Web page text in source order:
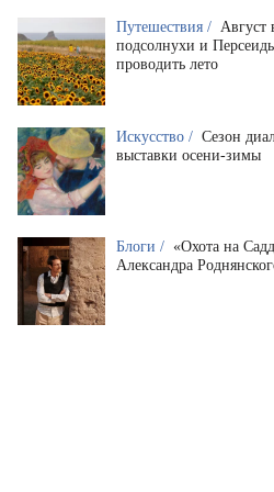
Путешествия / Август
подсолнухи и
проводить лето
Искусство / Сезон
выставки осени-зимы
Блоги / «Охота на
Александра